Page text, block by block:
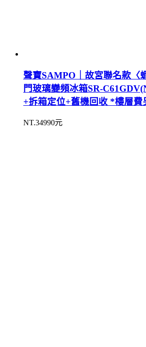
聲寶SAMPO｜故宮聯名款〈
門玻璃變頻冰箱SR-
+拆箱定位+舊機回收 *樓層費
NT.34990元